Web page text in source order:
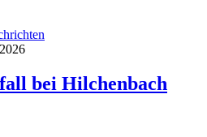
bei Hilchenbach